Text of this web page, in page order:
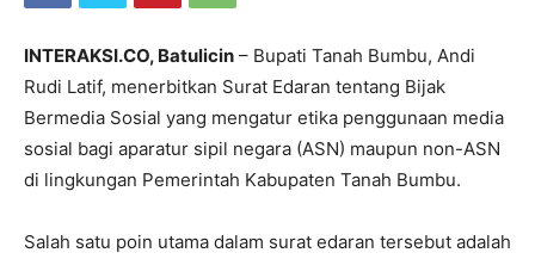
INTERAKSI.CO, Batulicin – Bupati Tanah Bumbu, Andi
Rudi Latif, menerbitkan Surat Edaran tentang Bijak
Bermedia Sosial yang mengatur etika penggunaan media
sosial bagi aparatur sipil negara (ASN) maupun non-ASN
di lingkungan Pemerintah Kabupaten Tanah Bumbu.
Salah satu poin utama dalam surat edaran tersebut adalah